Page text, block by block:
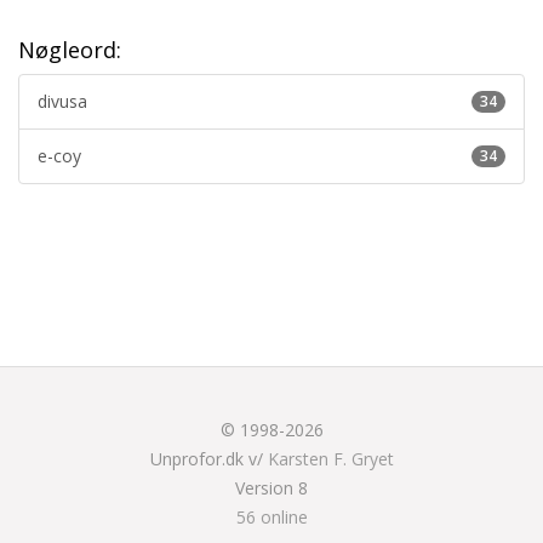
Nøgleord:
34
divusa
34
e-coy
© 1998-2026
Unprofor.dk v/ Karsten F. Gryet
Version 8
56 online